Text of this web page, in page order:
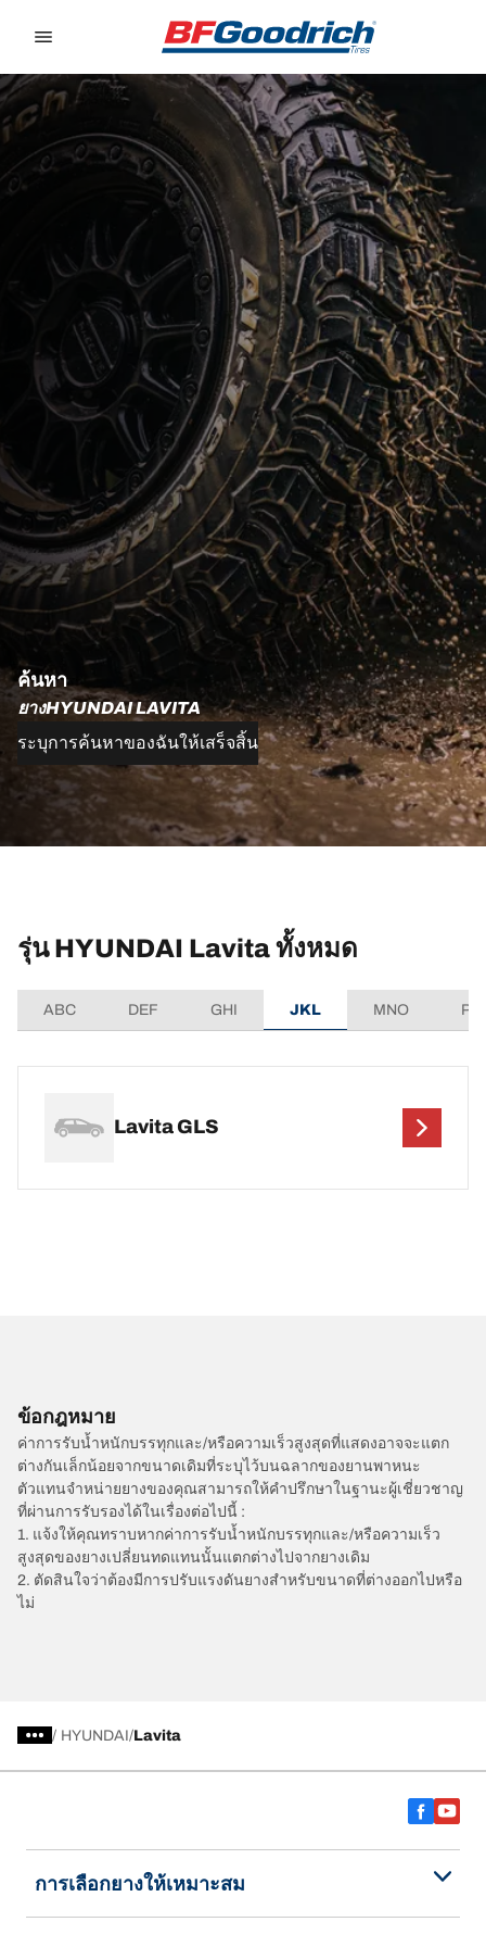
ค้นหา
ยางHYUNDAI LAVITA
ระบุการค้นหาของฉันให้เสร็จสิ้น
รุ่น HYUNDAI Lavita ทั้งหมด
ABC DEF GHI JKL MNO
Lavita GLS
ข้อกฎหมาย
ค่าการรับน้ำหนักบรรทุกและ/หรือความเร็วสูงสุดที่แสดงอาจจะแตก
ต่างกันเล็กน้อยจากขนาดเดิมที่ระบุไว้บนฉลากของยานพาหนะ
ตัวแทนจำหน่ายยางของคุณสามารถให้คำปรึกษาในฐานะผู้เชี่ยวชาญ
ที่ผ่านการรับรองได้ในเรื่องต่อไปนี้ :
1. แจ้งให้คุณทราบหากค่าการรับน้ำหนักบรรทุกและ/หรือความเร็ว
สูงสุดของยางเปลี่ยนทดแทนนั้นแตกต่างไปจากยางเดิม
2. ตัดสินใจว่าต้องมีการปรับแรงดันยางสำหรับขนาดที่ต่างออกไปหรือ
ไม่
/ HYUNDAI Lavita
การเลือกยางให้เหมาะสม